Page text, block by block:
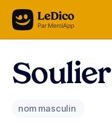
Aller au contenu
Soulier
nom masculin